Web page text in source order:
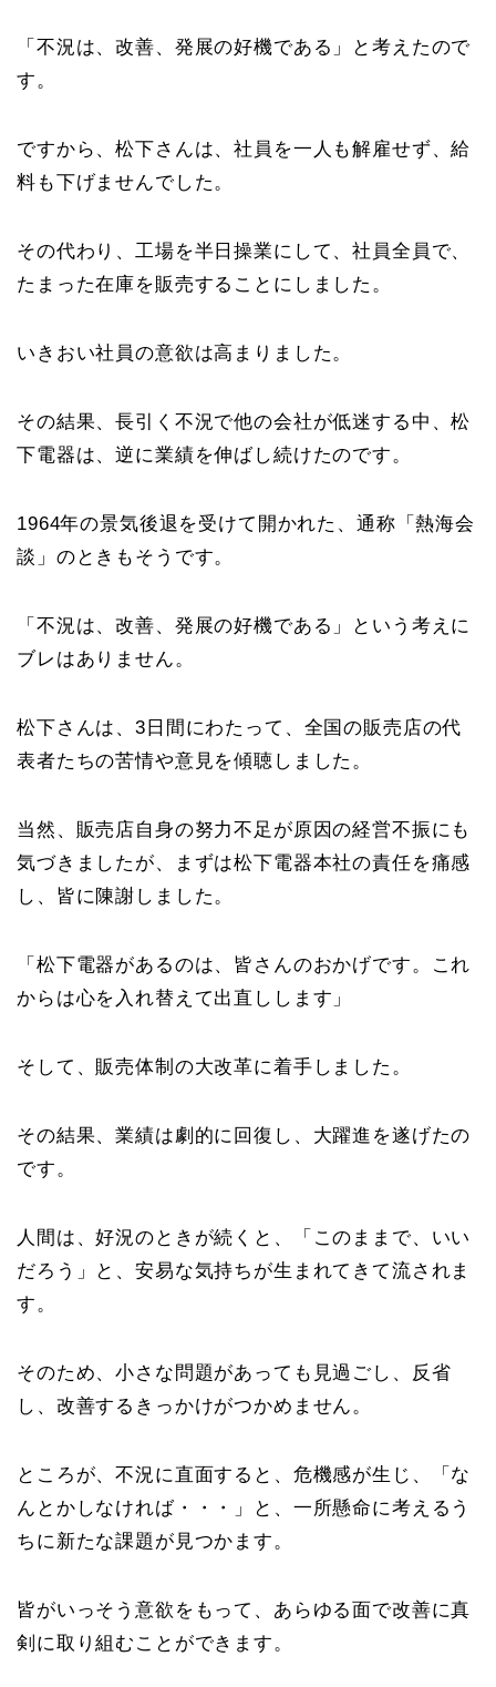
「不況は、改善、発展の好機である」と考えたので
す。
ですから、松下さんは、社員を一人も解雇せず、給
料も下げませんでした。
その代わり、工場を半日操業にして、社員全員で、
たまった在庫を販売することにしました。
いきおい社員の意欲は高まりました。
その結果、長引く不況で他の会社が低迷する中、松
下電器は、逆に業績を伸ばし続けたのです。
1964年の景気後退を受けて開かれた、通称「熱海会
談」のときもそうです。
「不況は、改善、発展の好機である」という考えに
ブレはありません。
松下さんは、3日間にわたって、全国の販売店の代
表者たちの苦情や意見を傾聴しました。
当然、販売店自身の努力不足が原因の経営不振にも
気づきましたが、まずは松下電器本社の責任を痛感
し、皆に陳謝しました。
「松下電器があるのは、皆さんのおかげです。これ
からは心を入れ替えて出直しします」
そして、販売体制の大改革に着手しました。
その結果、業績は劇的に回復し、大躍進を遂げたの
です。
人間は、好況のときが続くと、「このままで、いい
だろう」と、安易な気持ちが生まれてきて流されま
す。
そのため、小さな問題があっても見過ごし、反省
し、改善するきっかけがつかめません。
ところが、不況に直面すると、危機感が生じ、「な
んとかしなければ・・・」と、一所懸命に考えるう
ちに新たな課題が見つかます。
皆がいっそう意欲をもって、あらゆる面で改善に真
剣に取り組むことができます。